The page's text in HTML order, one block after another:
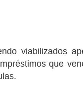
viabilizados
que